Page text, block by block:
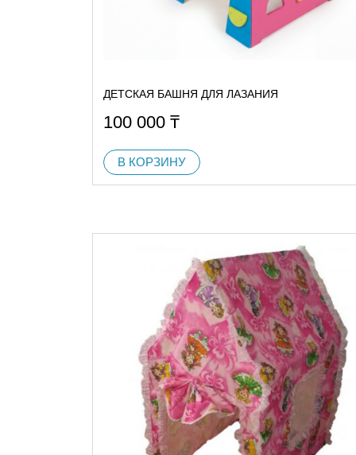
ДЕТСКАЯ БАШНЯ ДЛЯ ЛАЗАНИЯ
100 000 ₸
В КОРЗИНУ